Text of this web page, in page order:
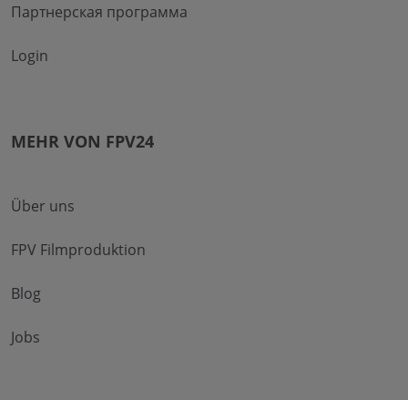
Партнерская программа
Login
MEHR VON FPV24
Über uns
FPV Filmproduktion
Blog
Jobs